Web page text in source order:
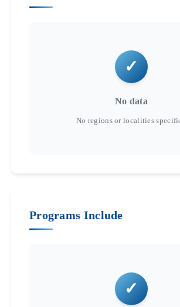
No data
Programs Include